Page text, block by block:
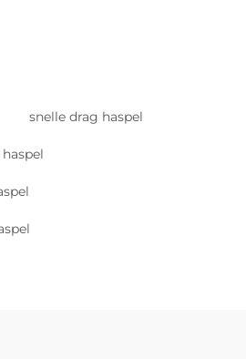
snelle drag haspel